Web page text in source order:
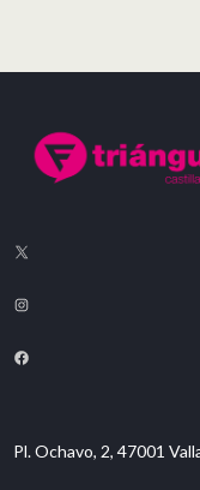
Pl. Ochavo, 2, 47001